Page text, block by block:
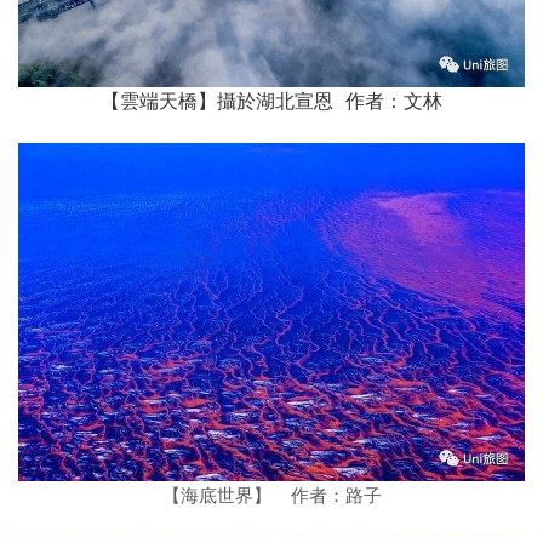
【雲端天橋】攝於湖北宣恩 作者：文林
【海底世界】 作者：路子